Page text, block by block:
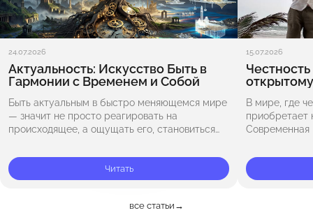
24.07.2026
Актуальность: Искусство Быть в
Гармонии с Временем и Собой
Быть актуальным в быстро меняющемся мире
— значит не просто реагировать на
происходящее, а ощущать его, становиться
уникальность. Актуальность — это не набор…
Читать
15.07.2026
В мире, где
приобретает
Современная
обманутым.
доверять
все статьи →